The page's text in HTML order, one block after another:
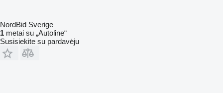
NordBid Sverige
1 metai su „Autoline“
Susisiekite su pardavėju